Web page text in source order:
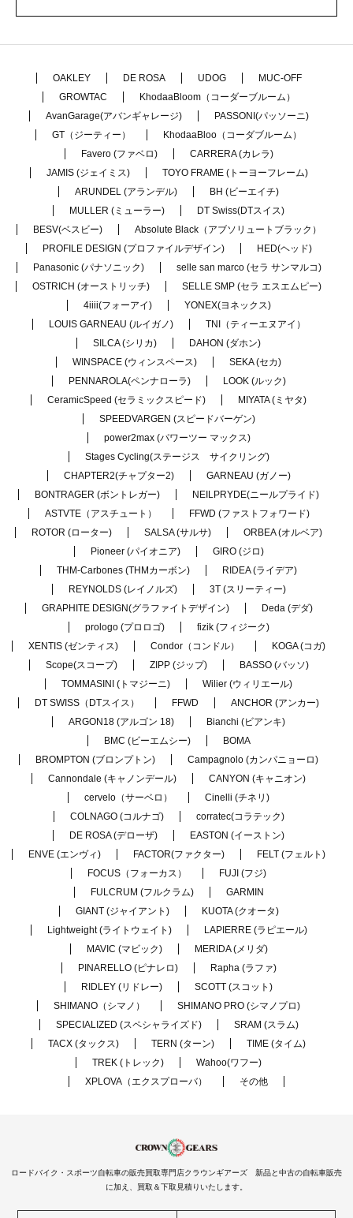
OAKLEY DE ROSA UDOG
MUC-OFF
GROWTAC
KhodaaBloom（コーダーブルーム）
AvanGarage(アバンギャレージ)
PASSONI(パッソーニ)
GT（ジーティー）
KhodaaBloo（コーダブルーム）
Favero (ファベロ)
CARRERA (カレラ)
JAMIS (ジェイミス)
TOYO FRAME (トーヨーフレーム)
ARUNDEL (アランデル)
BH (ビーエイチ)
MULLER (ミューラー)
DT Swiss(DTスイス)
BESV(ベスビー)
Absolute Black（アブソリュートブラック）
PROFILE DESIGN (プロファイルデザイン)
HED(ヘッド)
Panasonic (パナソニック)
selle san marco (セラ サンマルコ)
OSTRICH (オーストリッチ)
SELLE SMP (セラ エスエムピー)
4iiii(フォーアイ)
YONEX(ヨネックス)
LOUIS GARNEAU (ルイガノ)
TNI（ティーエヌアイ）
SILCA (シリカ)
DAHON (ダホン)
WINSPACE (ウィンスペース)
SEKA (セカ)
PENNAROLA(ペンナローラ)
LOOK (ルック)
CeramicSpeed (セラミックスピード)
MIYATA (ミヤタ)
SPEEDVARGEN (スピードバーゲン)
power2max (パワーツー マックス)
Stages Cycling(ステージス サイクリング)
CHAPTER2(チャプター2)
GARNEAU (ガノー)
BONTRAGER (ボントレガー)
NEILPRYDE(ニールプライド)
ASTVTE（アスチュート）
FFWD (ファストフォワード)
ROTOR (ローター)
SALSA (サルサ)
ORBEA (オルベア)
Pioneer (パイオニア)
GIRO (ジロ)
THM-Carbones (THMカーボン)
RIDEA (ライデア)
REYNOLDS (レイノルズ)
3T (スリーティー)
GRAPHITE DESIGN(グラファイトデザイン)
Deda (デダ)
prologo (プロロゴ)
fizik (フィジーク)
XENTIS (ゼンティス)
Condor（コンドル）
KOGA (コガ)
Scope(スコープ)
ZIPP (ジップ)
BASSO (バッソ)
TOMMASINI (トマジーニ)
Wilier (ウィリエール)
DT SWISS（DTスイス）
FFWD
ANCHOR (アンカー)
ARGON18 (アルゴン 18)
Bianchi (ビアンキ)
BMC (ビーエムシー)
BOMA
BROMPTON (ブロンプトン)
Campagnolo (カンパニョーロ)
Cannondale (キャノンデール)
CANYON (キャニオン)
cervelo（サーベロ）
Cinelli (チネリ)
COLNAGO (コルナゴ)
corratec(コラテック)
DE ROSA (デローザ)
EASTON (イーストン)
ENVE (エンヴィ)
FACTOR(ファクター)
FELT (フェルト)
FOCUS（フォーカス）
FUJI (フジ)
FULCRUM (フルクラム)
GARMIN
GIANT (ジャイアント)
KUOTA (クオータ)
Lightweight (ライトウェイト)
LAPIERRE (ラピエール)
MAVIC (マビック)
MERIDA (メリダ)
PINARELLO (ピナレロ)
Rapha (ラファ)
RIDLEY (リドレー)
SCOTT (スコット)
SHIMANO（シマノ）
SHIMANO PRO (シマノプロ)
SPECIALIZED (スペシャライズド)
SRAM (スラム)
TACX (タックス)
TERN (ターン)
TIME (タイム)
TREK (トレック)
Wahoo(ワフー)
XPLOVA（エクスプローバ）
その他
ロードバイク・スポーツ自転車の販売買取専門店クラウンギアーズ 新品と中古の自転車販売
に加え、買取＆下取見積りいたします。